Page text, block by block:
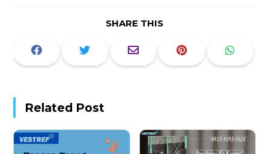
SHARE THIS
Related Post